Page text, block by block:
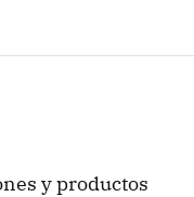
y productos